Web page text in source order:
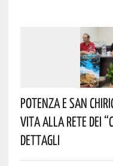
Potenza E San
Vita Alla Rete Dei
Dettagli